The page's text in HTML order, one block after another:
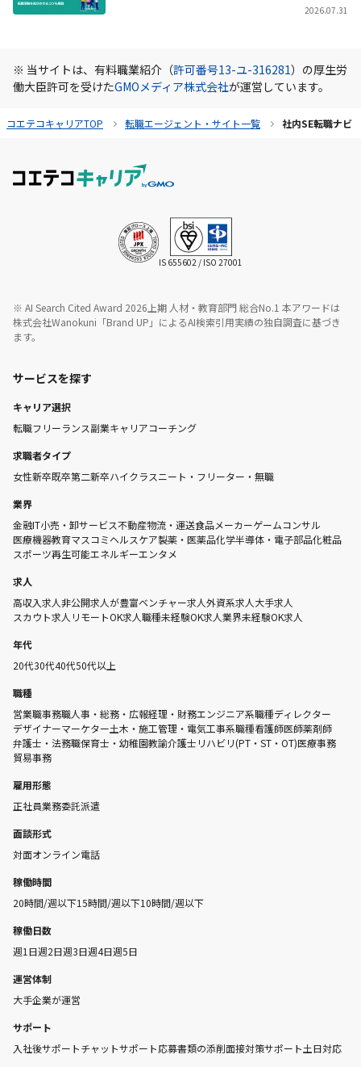
2026.07.31
※ 当サイトは、有料職業紹介（許可番号13-ユ-316281）の厚生労
働大臣許可を受けたGMOメディア株式会社が運営しています。
コエテコキャリアTOP 転職エージェント・サイト一覧 社内SE転職ナビ
IS 655602 / ISO 27001
※ AI Search Cited Award 2026上期 人材・教育部門 総合No.1 本アワードは
株式会社Wanokuni「Brand UP」によるAI検索引用実績の独自調査に基づき
ます。
サービスを探す
キャリア選択
転職フリーランス副業キャリアコーチング
求職者タイプ
女性新卒既卒第二新卒ハイクラスニート・フリーター・無職
業界
金融IT小売・卸サービス不動産物流・運送食品メーカーゲームコンサル
医療機器教育マスコミヘルスケア製薬・医薬品化学半導体・電子部品化粧品
スポーツ再生可能エネルギーエンタメ
求人
高収入求人非公開求人が豊富ベンチャー求人外資系求人大手求人
スカウト求人 リモートOK求人職種未経験OK求人業界未経験OK求人
年代
20代30代40代50代以上
職種
営業職事務職人事・総務・広報経理・財務エンジニア系職種ディレクター
デザイナーマーケター土木・施工管理・電気工事系職種看護師医師薬剤師
弁護士・法務職保育士・幼稚園教諭介護士 リハビリ(PT・ST・OT)医療事務
貿易事務
雇用形態
正社員業務委託派遣
面談形式
対面オンライン電話
稼働時間
20時間/週以下15時間/週以下10時間/週以下
稼働日数
週1日週2日週3日週4日週5日
運営体制
大手企業が運営
サポート
入社後サポートチャットサポート応募書類の添削面接対策サポート土日対応